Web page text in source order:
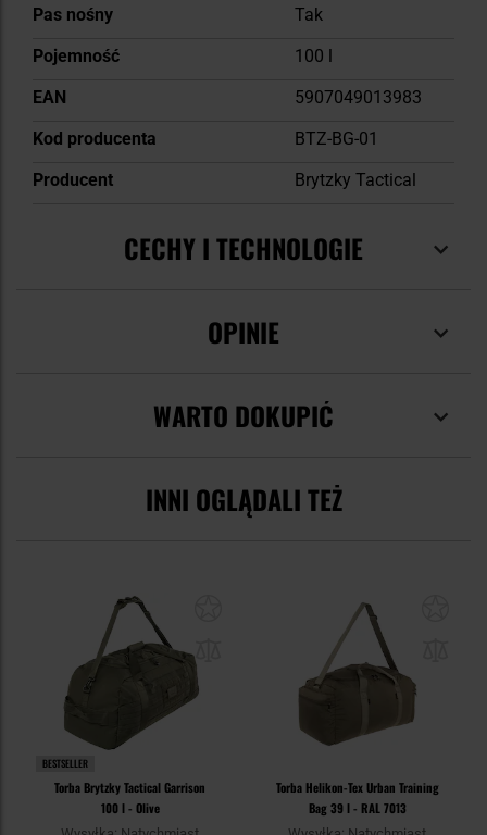
Pas nośny
Tak
Pojemność
100 l
EAN
5907049013983
Kod producenta
BTZ-BG-01
Producent
Brytzky Tactical
CECHY I TECHNOLOGIE
OPINIE
WARTO DOKUPIĆ
INNI OGLĄDALI TEŻ
BESTSELLER
Torba Brytzky Tactical Garrison
100 l - Olive
Torba Helikon-Tex Urban Training
Bag 39 l - RAL 7013